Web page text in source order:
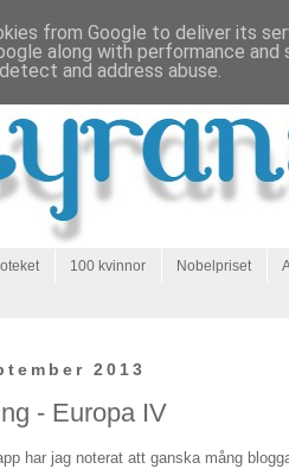
100 kvinnor Nobelpriset
2013
- Europa IV
har jag noterat att ganska mång
from Google to deliver its
along with performance
and address abuse.